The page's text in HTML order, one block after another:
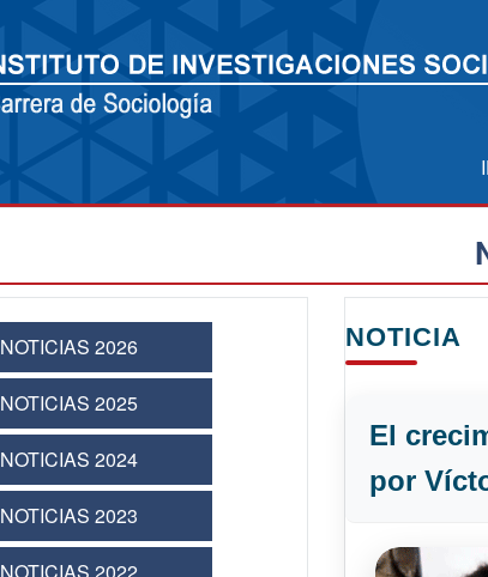
NOTICIAS 2026
NOTICIAS 2025
NOTICIAS 2024
NOTICIAS 2023
NOTICIA
El
por